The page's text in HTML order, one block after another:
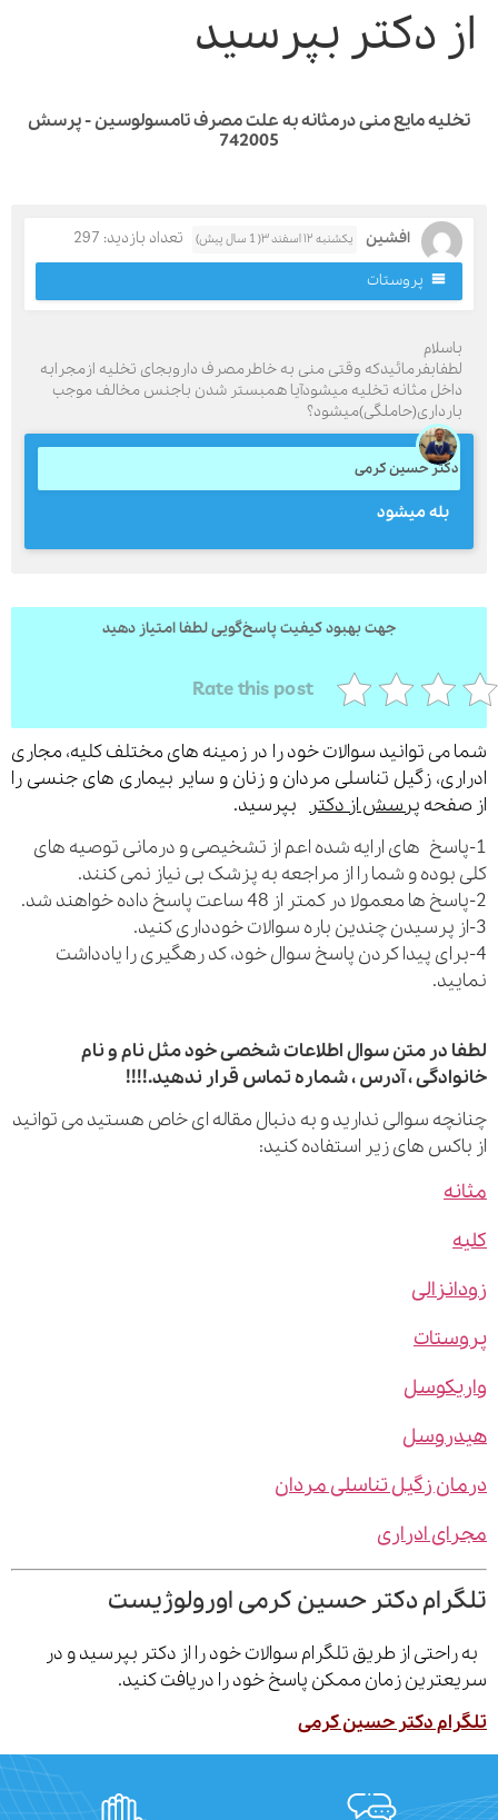
دکتر بپرسید
مایع منی درمثانه به علت مصرف تامسولوسین - پرسش
742005
افشین یکشنبه ۱۲ اسفند ۳( 1 سال پیش)
تعداد بازدید: 297
پروستات
وقتی منی به خاطرمصرف داروبجای تخلیه ازمجرابه
مثانه تخلیه میشودآیا همبستر شدن باجنس مخالف موجب
دکتر حسین کرمی
بله میشود
جهت بهبود کیفیت پاسخ‌گویی لطفا امتیاز دهید
Rate this post
توانید سوالات خود را در زمینه های مختلف کلیه، مجاری
زگیل تناسلی مردان و زنان و سایر بیماری های جنسی را
پرسش از دکتربپرسید.
های ارایه شده اعم از تشخیصی و درمانی توصیه های
و شما را از مراجعه به پزشک بی نیاز نمی کنند.
پیدا کردن پاسخ سوال خود، کد رهگیری را یادداشت
در متن سوال اطلاعات شخصی خود مثل نام و نام
، آدرس ، شماره تماس قرار ندهید.!!!!
سوالی ندارید و به دنبال مقاله ای خاص هستید می توانید
های زیر استفاده کنید:
زگیل تناسلی مردان
ادراری
دکتر حسین کرمی اورولوژیست
از طریق تلگرام سوالات خود را از دکتر بپرسید و در
زمان ممکن پاسخ خود را دریافت کنید.
دکتر حسین کرمی
قدرت گرفته از همیارسیستم